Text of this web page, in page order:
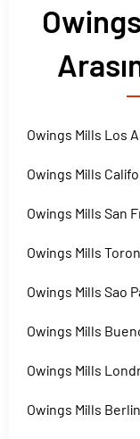
Owings Mills Los
Owings Mills
Owings Mills San
Owings Mills
Owings Mills Sao
Owings Mills
Owings Mills
Owings Mills